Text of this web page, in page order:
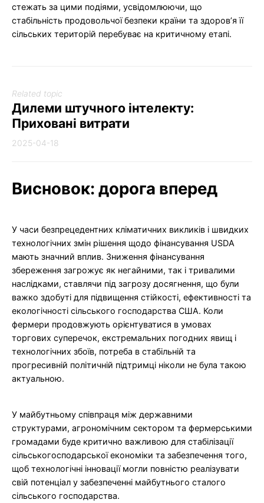
стежать за цими подіями, усвідомлюючи, що
стабільність продовольчої безпеки країни та здоров’я її
сільських територій перебуває на критичному етапі.
Related topic
Дилеми штучного інтелекту:
Приховані витрати
2025-04-18
Висновок: дорога вперед
У часи безпрецедентних кліматичних викликів і швидких
технологічних змін рішення щодо фінансування USDA
мають значний вплив. Зниження фінансування
збереження загрожує як негайними, так і тривалими
наслідками, ставлячи під загрозу досягнення, що були
важко здобуті для підвищення стійкості, ефективності та
екологічності сільського господарства США. Коли
фермери продовжують орієнтуватися в умовах
торгових суперечок, екстремальних погодних явищ і
технологічних збоїв, потреба в стабільній та
прогресивній політичній підтримці ніколи не була такою
актуальною.
У майбутньому співпраця між державними
структурами, агрономічним сектором та фермерськими
громадами буде критично важливою для стабілізації
сільськогосподарської економіки та забезпечення того,
щоб технологічні інновації могли повністю реалізувати
свій потенціал у забезпеченні майбутнього сталого
сільського господарства.